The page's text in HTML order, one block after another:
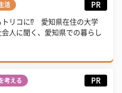
活 PR
トリコに⁉ 愛知県在住の大学
会人に聞く、愛知県での暮らし
考える PR